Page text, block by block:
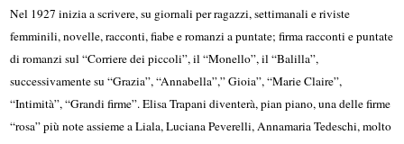
Nel 1927 inizia a scrivere, su giornali per ragazzi, settimanali e riviste
femminili, novelle, racconti, fiabe e romanzi a puntate; firma racconti e puntate
di romanzi sul “Corriere dei piccoli”, il “Monello”, il “Balilla”,
successivamente su “Grazia”, “Annabella”,” Gioia”, “Marie Claire”,
“Intimità”, “Grandi firme”. Elisa Trapani diventerà, pian piano, una delle firme
“rosa” più note assieme a Liala, Luciana Peverelli, Annamaria Tedeschi, molto